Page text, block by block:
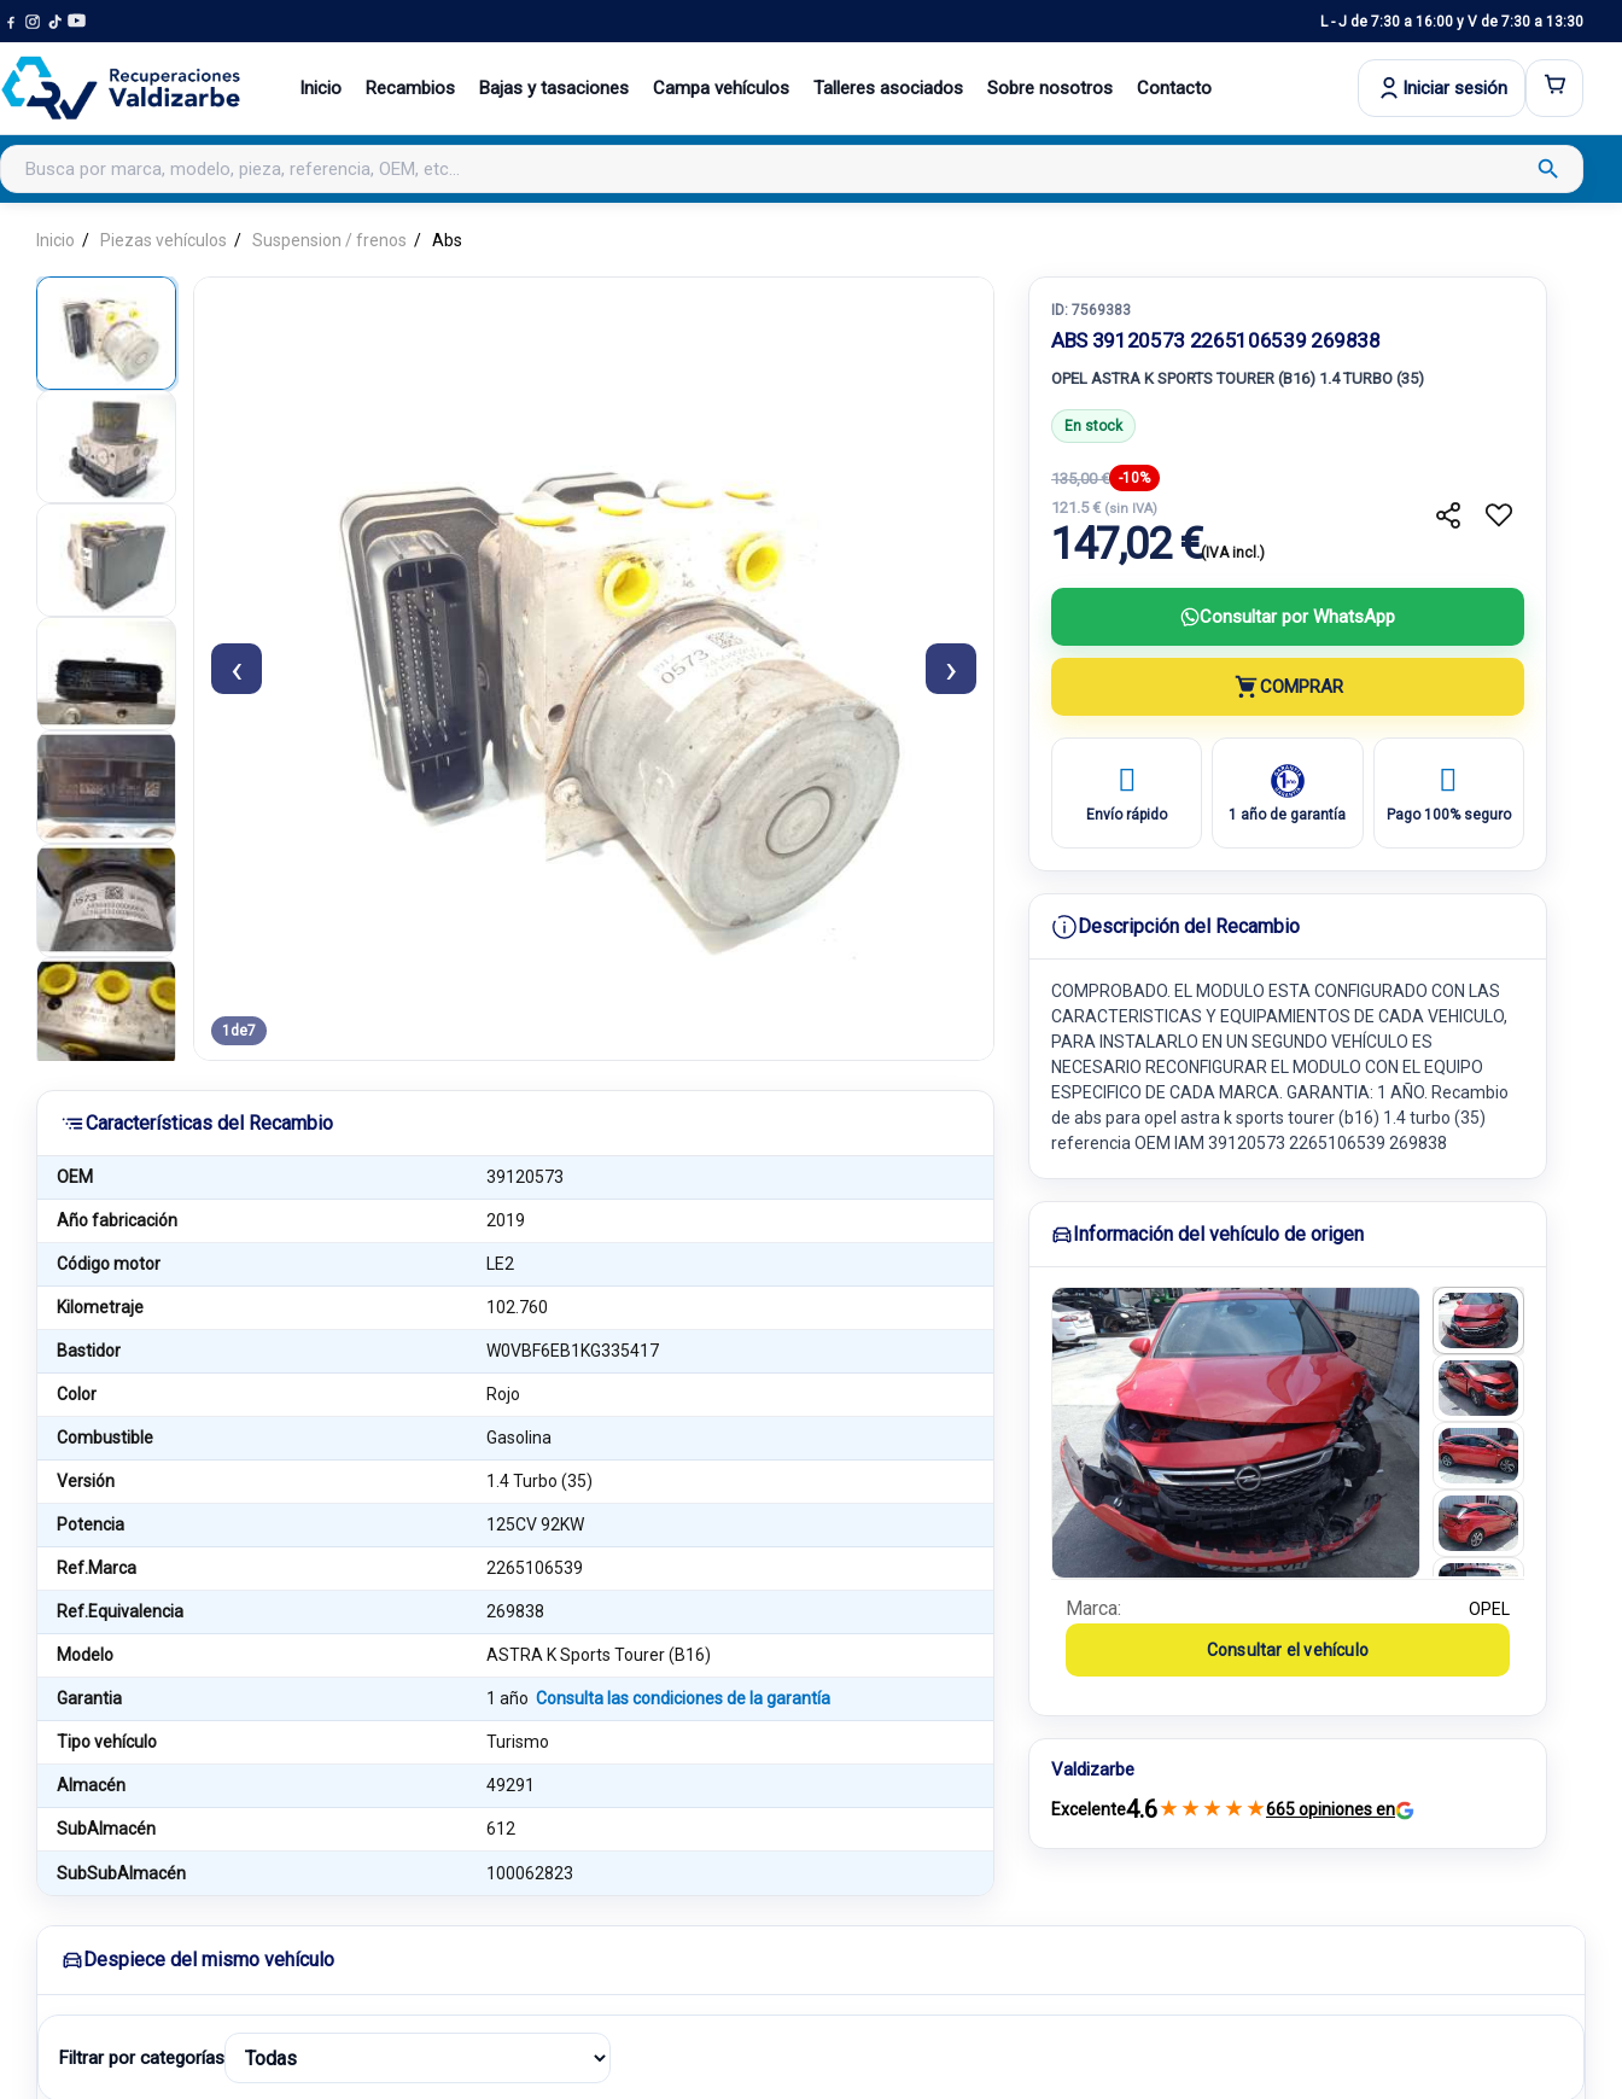
L - J de 7:30 a 16:00 y V de 7:30 a 13:30
Inicio Recambios Bajas y tasaciones Campa vehículos Talleres asociados Sobre nosotros Contacto Iniciar sesión
Buscar productos search
Inicio Piezas vehículos Suspension / frenos Abs
‹ ›
1 de7
Características del Recambio
OEM 39120573
Año fabricación 2019
Código motor LE2
Kilometraje 102.760
Bastidor W0VBF6EB1KG335417
Color Rojo
Combustible Gasolina
Versión 1.4 Turbo (35)
Potencia 125CV 92KW
Ref.Marca 2265106539
Ref.Equivalencia 269838
Modelo ASTRA K Sports Tourer (B16)
Garantia 1 añoConsulta las condiciones de la garantía
Tipo vehículo Turismo
Almacén 49291
SubAlmacén 612
SubSubAlmacén 100062823
ID: 7569383
ABS 39120573 2265106539 269838
OPEL ASTRA K SPORTS TOURER (B16) 1.4 TURBO (35)
En stock
135,00 € -10%
121.5 € (sin IVA)
147,02 €(IVA incl.)
Consultar por WhatsApp
COMPRAR
Envío rápido 1 año de garantía Pago 100% seguro
Descripción del Recambio
COMPROBADO. EL MODULO ESTA CONFIGURADO CON LAS
CARACTERISTICAS Y EQUIPAMIENTOS DE CADA VEHICULO,
PARA INSTALARLO EN UN SEGUNDO VEHÍCULO ES
NECESARIO RECONFIGURAR EL MODULO CON EL EQUIPO
ESPECIFICO DE CADA MARCA. GARANTIA: 1 AÑO. Recambio
de abs para opel astra k sports tourer (b16) 1.4 turbo (35)
referencia OEM IAM 39120573 2265106539 269838
Información del vehículo de origen
Marca: OPEL
Consultar el vehículo
Valdizarbe
Excelente4.6★ ★ ★ ★ ★665 opiniones en
Despiece del mismo vehículo
Filtrar por categorías